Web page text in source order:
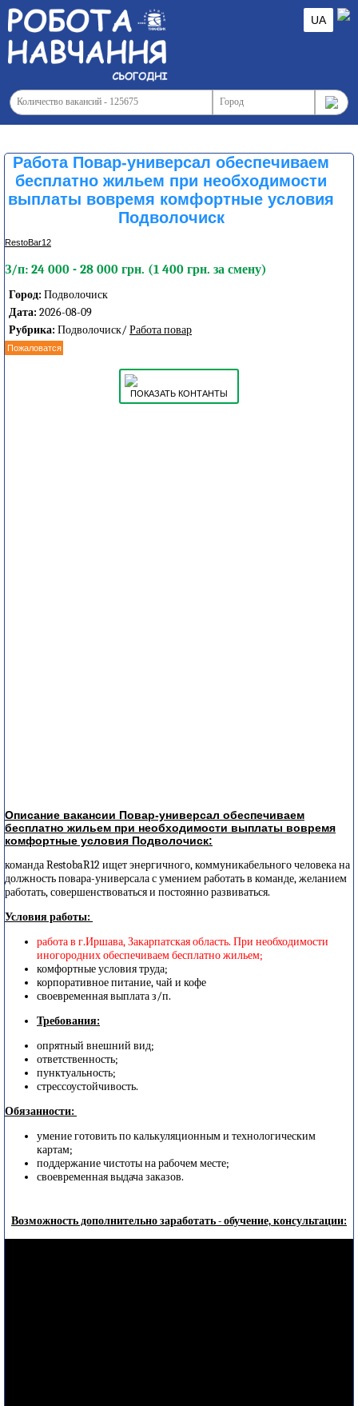
UA
Работа Повар-универсал обеспечиваем
бесплатно жильем при необходимости
выплаты вовремя комфортные условия
Подволочиск
RestoBar12
З/п: 24 000 - 28 000 грн. (1 400 грн. за смену)
Город: Подволочиск
Дата: 2026-08-09
Рубрика: Подволочиск/ Работа повар
Пожаловатся
ПОКАЗАТЬ КОНТАНТЫ
Описание вакансии Повар-универсал обеспечиваем
бесплатно жильем при необходимости выплаты вовремя
комфортные условия Подволочиск:
команда RestobaR12 ищет энергичного, коммуникабельного человека на
должность повара-универсала с умением работать в команде, желанием
работать, совершенствоваться и постоянно развиваться.
Условия работы:
работа в г.Иршава, Закарпатская область. При необходимости
иногородних обеспечиваем бесплатно жильем;
комфортные условия труда;
корпоративное питание, чай и кофе
своевременная выплата з/п.
Требования:
опрятный внешний вид;
ответственность;
пунктуальность;
стрессоустойчивость.
Обязанности:
умение готовить по калькуляционным и технологическим
картам;
поддержание чистоты на рабочем месте;
своевременная выдача заказов.
Возможность дополнительно заработать - обучение, консультации: